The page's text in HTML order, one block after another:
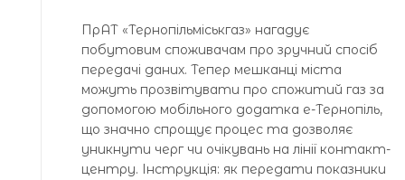
ПрАТ «Тернопільміськгаз» нагадує
побутовим споживачам про зручний спосіб
передачі даних. Тепер мешканці міста
можуть прозвітувати про спожитий газ за
допомогою мобільного додатка е-Тернопіль,
що значно спрощує процес та дозволяє
уникнути черг чи очікувань на лінії контакт-
центру. Інструкція: як передати показники